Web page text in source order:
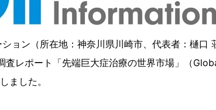
ョン（所在地：神奈川県川崎市、代表者：樋口
査レポート「先端巨大症治療の世界市場」（
ました。